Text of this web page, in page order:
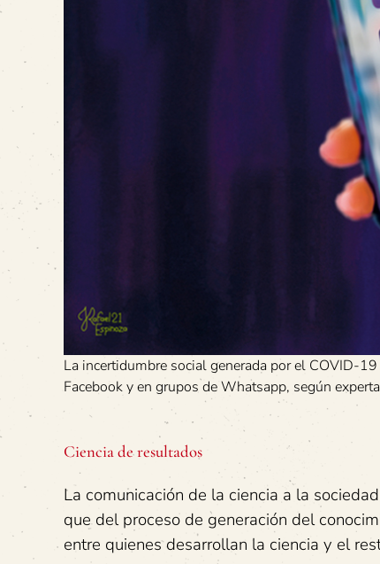
La incertidumbre social generada por el COVID-
Facebook y en grupos de Whatsapp, según
Ciencia de resultados
La comunicación de la ciencia a la
que del proceso de generación del
entre quienes desarrollan la ciencia y el